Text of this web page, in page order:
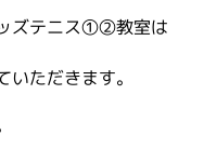
ズテニス①②教室は
いただきます。